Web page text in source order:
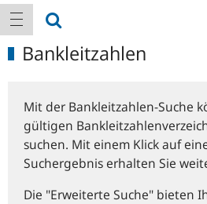
Hauptnavigation
Navigation anzeigen
Bankleitzahlen
Mit der Bankleitzahlen-Suche
gültigen
suchen. Mit einem Klick auf
Suchergebnis erhalten Sie
Die "Erweiterte Suche" bieten